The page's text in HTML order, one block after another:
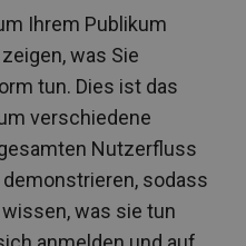
Ihrem Publikum
was Sie
tun. Dies ist das
verschiedene
Nutzerfluss
sodass
was sie tun